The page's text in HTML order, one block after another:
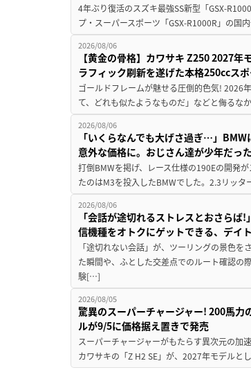
4年ぶり復活のスズキ最強SS新型「GSX-
プ・スーパースポーツ「GSX-R1000R」の
2026/08/06
【黄金の骨格】カワサキ Z250 2027
ラフィック刷新を遂げた本格250ccス
ゴールドフレームが魅せる圧倒的色気! 2026
て、どれも似たようなものだ」などと侮る
2026/08/06
「いくらなんでも大げさ過ぎ…」
意外な価格に。おじさん達が少年だっ
打倒BMWを掲げ、レース仕様の190Eの開発
たのはM3を投入したBMWでした。2.3リッ
2026/08/06
「会話が途切れるストレスとおさら
信機種をオトクにゲットできる、デイ
「途切れない会話」が、ツーリングの景色
た瞬間や、ふとした交差点でのルート確認の
験[…]
2026/08/05
驚異のスーパーチャージャー! 200馬
ルが9/5に価格据え置きで発売
スーパーチャージャーがもたらす異次元の加
カワサキの「Z H2 SE」が、2027年モデル